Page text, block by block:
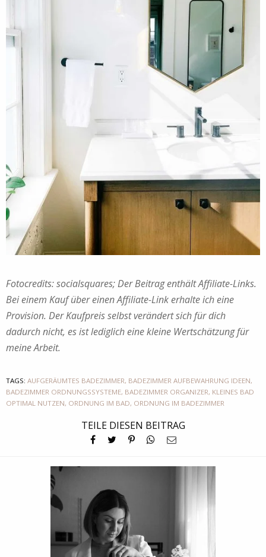
Fotocredits: socialsquares; Der Beitrag enthält Affiliate-Links.
Bei einem Kauf über einen Affiliate-Link erhalte ich eine
Provision. Der Kaufpreis selbst verändert sich für dich
dadurch nicht, es ist lediglich eine kleine Wertschätzung für
meine Arbeit.
TAGS: AUFGERÄUMTES BADEZIMMER, BADEZIMMER AUFBEWAHRUNG IDEEN,
BADEZIMMER ORDNUNGSSYSTEME, BADEZIMMER ORGANIZER, KLEINES BAD
OPTIMAL NUTZEN, ORDNUNG IM BAD, ORDNUNG IM BADEZIMMER
TEILE DIESEN BEITRAG